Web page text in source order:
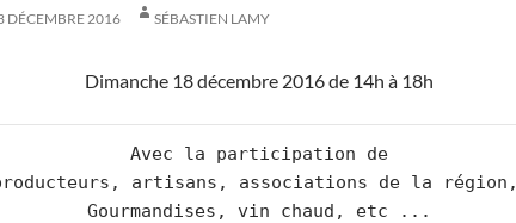
DÉCEMBRE 2016 SÉBASTIEN LAMY
Dimanche 18 décembre 2016 de 14h à 18h
Avec la participation de
artisans, associations de la région,
Gourmandises, vin chaud, etc ...